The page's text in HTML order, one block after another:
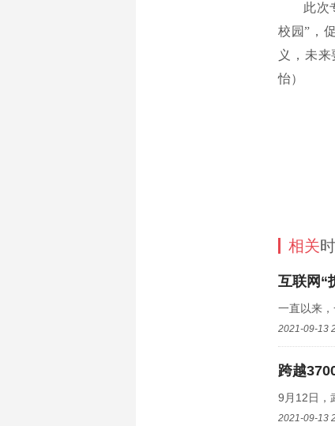
此次专
校园”，
义，未
怡）
相关
互联网“
一直以来
2021-09-13
跨越
9月12日，
2021-09-13